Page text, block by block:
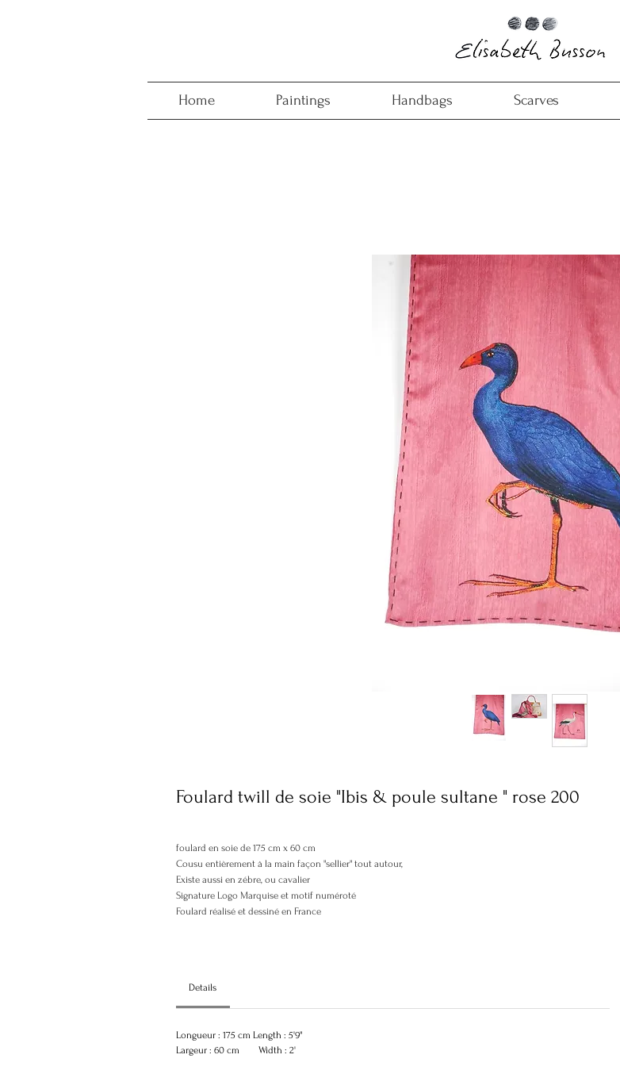
Home Paintings Handbags Scarves
Foulard twill de soie "Ibis & poule sultane " rose 200
foulard en soie de 175 cm x 60 cm
Cousu entièrement à la main façon "sellier" tout autour,
Existe aussi en zébre, ou cavalier
Signature Logo Marquise et motif numéroté
Foulard réalisé et dessiné en France
Details
Longueur : 175 cm Length : 5'9"
Largeur : 60 cm Width : 2'